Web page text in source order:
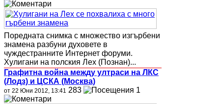
Поредната снимка с множество изгърбени
знамена разбуни духовете в
чуждестранните Интернет форуми.
Хулигани на полския Лех (Познан)...
Графитна война между ултраси на ЛКС
(Лодз) и ЦСКА (Москва)
от 22 Юни 2012, 13:41 283 1